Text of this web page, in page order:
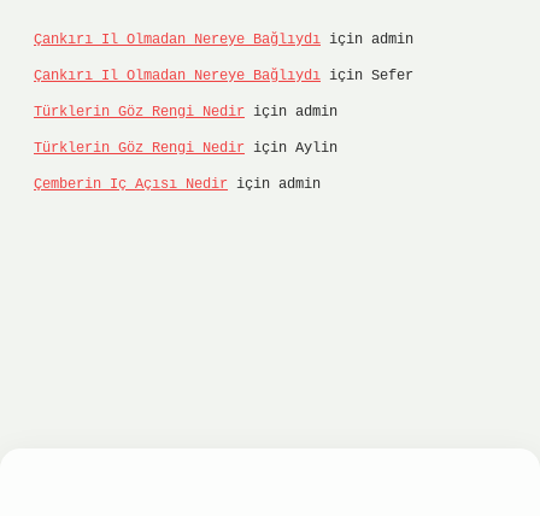
Çankırı Il Olmadan Nereye Bağlıydı için admin
Çankırı Il Olmadan Nereye Bağlıydı için Sefer
Türklerin Göz Rengi Nedir için admin
Türklerin Göz Rengi Nedir için Aylin
Çemberin Iç Açısı Nedir için admin